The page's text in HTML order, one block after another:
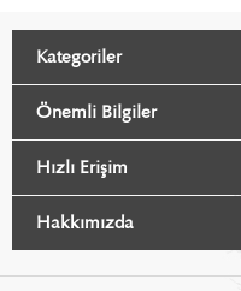
Kategoriler
Önemli Bilgiler
Hızlı Erişim
Hakkımızda